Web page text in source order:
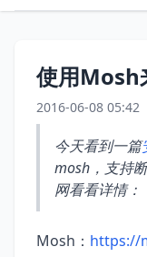
使用Mosh
2016-06-08 05:42
今天看到一篇
mosh，支持
网看看详情：
Mosh： https://